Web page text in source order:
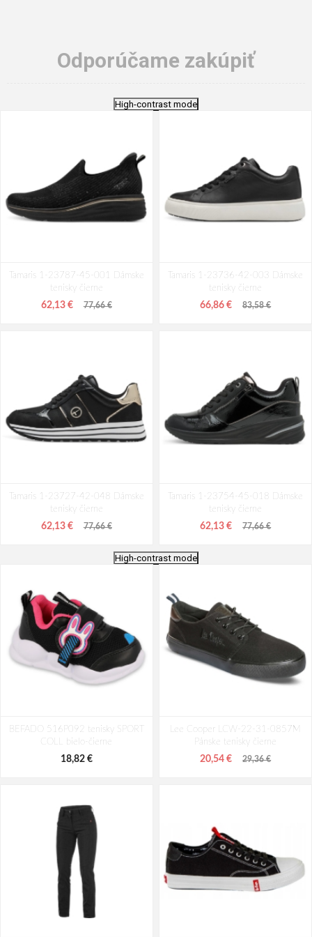
Odporúčame zakúpiť
High-contrast mode
Tamaris 1-23787-45-001 Dámske
tenisky čierne
62,13 € 77,66 €
Tamaris 1-23736-42-003 Dámske
tenisky čierne
66,86 € 83,58 €
Tamaris 1-23727-42-048 Dámske
tenisky čierne
62,13 € 77,66 €
Tamaris 1-23754-45-018 Dámske
tenisky čierne
62,13 € 77,66 €
tenisky čierne
62,13 €
tenisky čierne
65,49 €
High-contrast mode
BEFADO 516P092 tenisky SPORT
COLL bielo-čierne
18,82 €
Lee Cooper LCW-22-31-0857M
Pánske tenisky čierne
20,54 € 29,36 €